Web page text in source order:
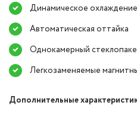
Динамическое охлаждение
Автоматическая оттайка
Однокамерный
Легкозаменяемые
Дополнительные